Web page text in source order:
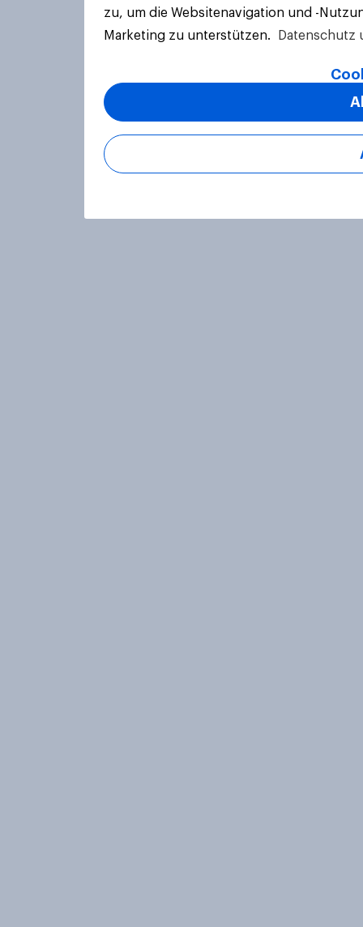
zu, um die Websitenavigation und -
Marketing zu unterstützen.
Datenschutz